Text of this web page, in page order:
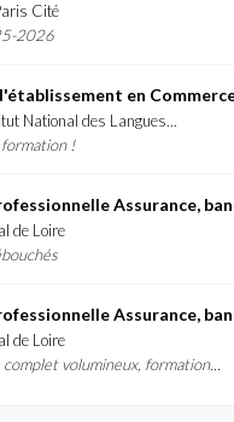
Cité
2026
National des Langues...
!
de Loire
de Loire
volumineux, formation...